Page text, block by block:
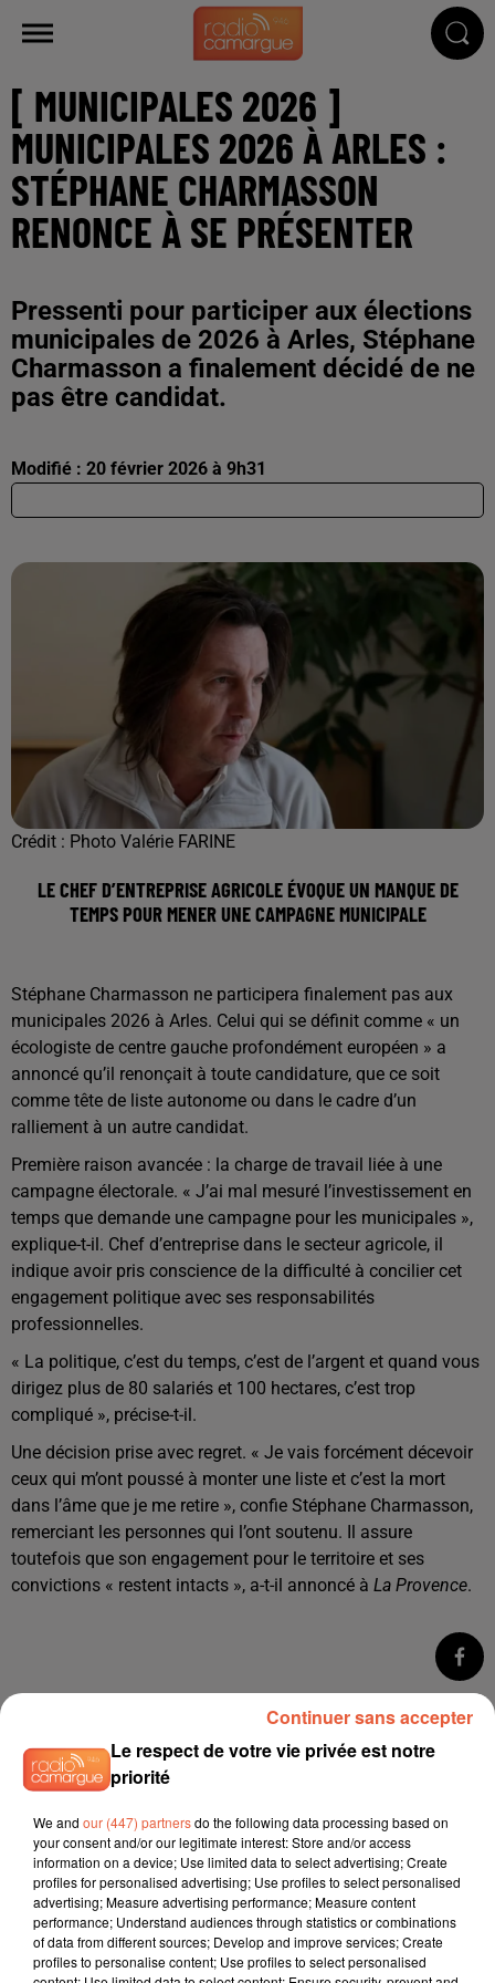
[ MUNICIPALES 2026 ]
MUNICIPALES 2026 À ARLES :
STÉPHANE CHARMASSON
RENONCE À SE PRÉSENTER
Pressenti pour participer aux élections
municipales de 2026 à Arles, Stéphane
Charmasson a finalement décidé de ne
pas être candidat.
Modifié : 20 février 2026 à 9h31
Crédit : Photo Valérie FARINE
LE CHEF D’ENTREPRISE AGRICOLE ÉVOQUE UN MANQUE DE
TEMPS POUR MENER UNE CAMPAGNE MUNICIPALE
Stéphane Charmasson ne participera finalement pas aux
municipales 2026 à Arles. Celui qui se définit comme « un
écologiste de centre gauche profondément européen » a
annoncé qu’il renonçait à toute candidature, que ce soit
comme tête de liste autonome ou dans le cadre d’un
ralliement à un autre candidat.
Première raison avancée : la charge de travail liée à une
campagne électorale. « J’ai mal mesuré l’investissement en
temps que demande une campagne pour les municipales »,
explique-t-il. Chef d’entreprise dans le secteur agricole, il
indique avoir pris conscience de la difficulté à concilier cet
engagement politique avec ses responsabilités
professionnelles.
« La politique, c’est du temps, c’est de l’argent et quand vous
dirigez plus de 80 salariés et 100 hectares, c’est trop
compliqué », précise-t-il.
Une décision prise avec regret. « Je vais forcément décevoir
ceux qui m’ont poussé à monter une liste et c’est la mort
dans l’âme que je me retire », confie Stéphane Charmasson,
remerciant les personnes qui l’ont soutenu. Il assure
toutefois que son engagement pour le territoire et ses
convictions « restent intacts », a-t-il annoncé à La Provence.
Le respect de votre vie privée est notre
priorité
We and our (447) partnersdo the following data processing based on
your consent and/or our legitimate interest: Store and/or access
information on a device; Use limited data to select advertising; Create
profiles for personalised advertising; Use profiles to select personalised
advertising; Measure advertising performance; Measure content
performance; Understand audiences through statistics or combinations
of data from different sources; Develop and improve services; Create
profiles to personalise content; Use profiles to select personalised
Continuer sans accepter